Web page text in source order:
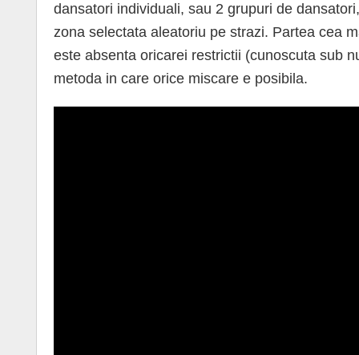
dansatori individuali, sau 2 grupuri de
zona selectata aleatoriu pe strazi. Partea cea
este absenta oricarei restrictii (cunoscuta sub
metoda in care orice miscare e posibila.